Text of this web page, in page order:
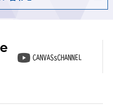
CANVASsCHANNEL